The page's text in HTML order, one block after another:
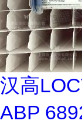
汉高
ABP